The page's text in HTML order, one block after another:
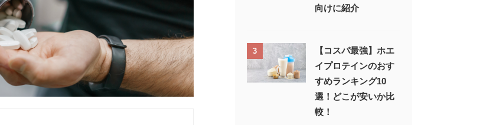
向けに紹介
3
【コスパ最強】ホエ
イプロテインのおす
すめランキング10
選！どこが安いか比
較！